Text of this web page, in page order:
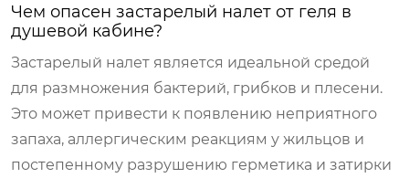
Чем опасен застарелый налет от геля в
душевой кабине?
Застарелый налет является идеальной средой
для размножения бактерий, грибков и плесени.
Это может привести к появлению неприятного
запаха, аллергическим реакциям у жильцов и
постепенному разрушению герметика и затирки